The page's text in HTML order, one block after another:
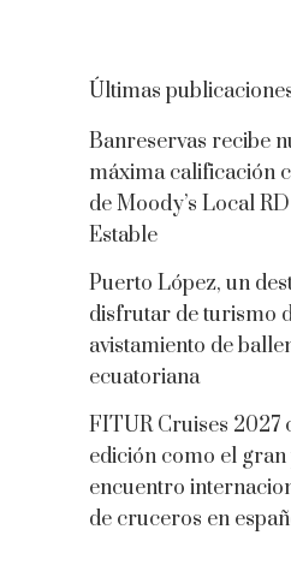
Últimas
Banreservas recibe
máxima calificación
de Moody’s Local
Estable
Puerto López, un
disfrutar de turismo
avistamiento de
ecuatoriana
FITUR Cruises 2027
edición como el
encuentro
de cruceros en